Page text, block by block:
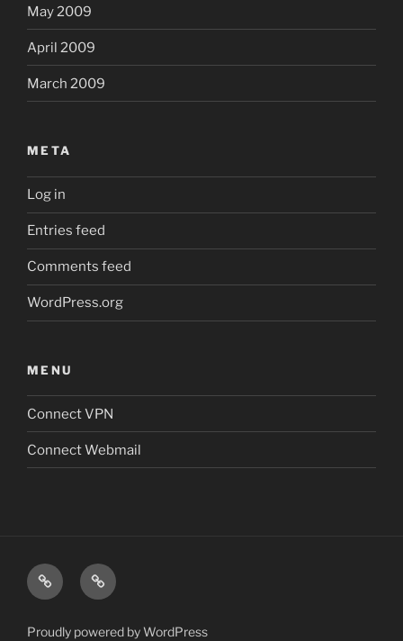
May 2009
April 2009
March 2009
META
Log in
Entries feed
Comments feed
WordPress.org
MENU
Connect VPN
Connect Webmail
Connect
VPN
Connect
Webmail
Proudly powered by WordPress